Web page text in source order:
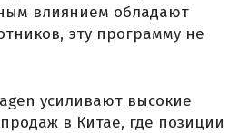
влиянием обладают
эту программу не
усиливают высокие
в Китае, где позиции